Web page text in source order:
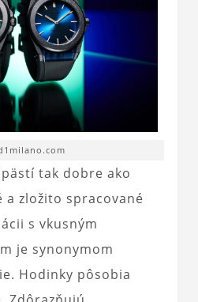
tak dobre ako
a zložito spracované
s vkusným
je synonymom
Hodinky pôsobia